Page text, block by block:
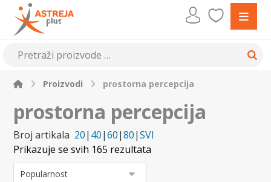
Proizvodi prostorna percepcija
prostorna percepcija
Broj artikala 20| 40|60|80|SVI
Prikazuje se svih 165 rezultata